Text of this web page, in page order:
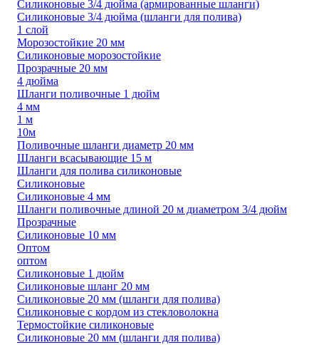
Силиконовые 3/4 дюйма (армированные шланги)
Силиконовые 3/4 дюйма (шланги для полива)
1 слой
Морозостойкие 20 мм
Силиконовые морозостойкие
Прозрачные 20 мм
4 дюйма
Шланги поливочные 1 дюйм
4 мм
1 м
10м
Поливочные шланги диаметр 20 мм
Шланги всасывающие 15 м
Шланги для полива силиконовые
Силиконовые
Силиконовые 4 мм
Шланги поливочные длиной 20 м диаметром 3/4 дюйм
Прозрачные
Силиконовые 10 мм
Оптом
оптом
Силиконовые 1 дюйм
Силиконовые шланг 20 мм
Силиконовые 20 мм (шланги для полива)
Силиконовые с кордом из стекловолокна
Термостойкие силиконовые
Силиконовые 20 мм (шланги для полива)